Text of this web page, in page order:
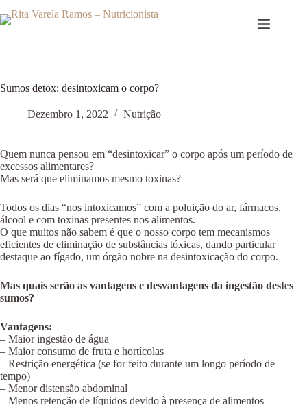
para
Sumos detox: desintoxicam o corpo?
Dezembro 1, 2022 Nutrição
Quem nunca pensou em “desintoxicar” o corpo após um período de
excessos alimentares?
Mas será que eliminamos mesmo toxinas?
Todos os dias “nos intoxicamos” com a poluição do ar, fármacos,
álcool e com toxinas presentes nos alimentos.
O que muitos não sabem é que o nosso corpo tem mecanismos
eficientes de eliminação de substâncias tóxicas, dando particular
destaque ao fígado, um órgão nobre na desintoxicação do corpo.
Mas quais serão as vantagens e desvantagens da ingestão destes
sumos?
Vantagens:
– Maior ingestão de água
– Maior consumo de fruta e hortícolas
– Restrição energética (se for feito durante um longo período de
tempo)
– Menor distensão abdominal
– Menos retenção de líquidos devido à presença de alimentos